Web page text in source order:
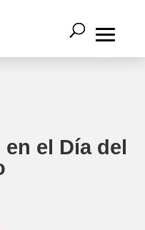
el Día del